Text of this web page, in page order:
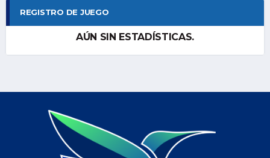
REGISTRO DE JUEGO
AÚN SIN ESTADÍSTICAS.